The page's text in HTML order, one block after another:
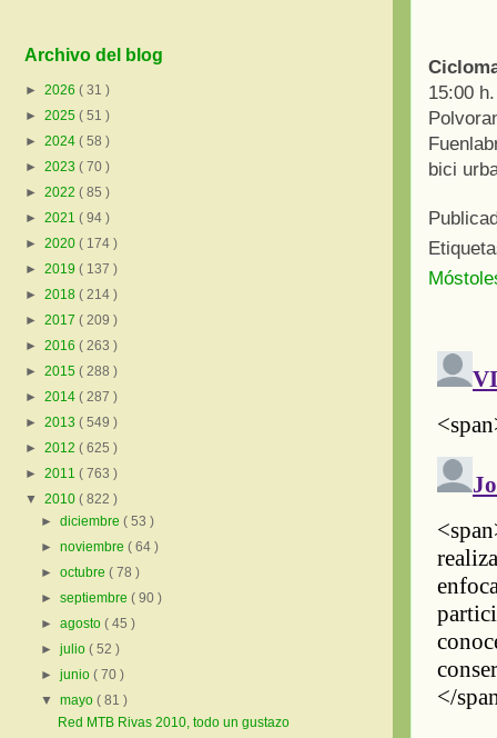
15:00
bici
Archivo del blog
► 2026 ( 31 )
► 2025 ( 51 )
► 2024 ( 58 )
► 2023 ( 70 )
► 2022 ( 85 )
► 2021 ( 94 )
► 2020 ( 174 )
► 2019 ( 137 )
► 2018 ( 214 )
► 2017 ( 209 )
► 2016 ( 263 )
► 2015 ( 288 )
► 2014 ( 287 )
► 2013 ( 549 )
► 2012 ( 625 )
► 2011 ( 763 )
▼ 2010 ( 822 )
►diciembre( 53 )
►noviembre( 64 )
►octubre( 78 )
►septiembre( 90 )
►agosto( 45 )
►julio( 52 )
►junio( 70 )
▼mayo( 81 )
Red MTB Rivas 2010, todo un gustazo